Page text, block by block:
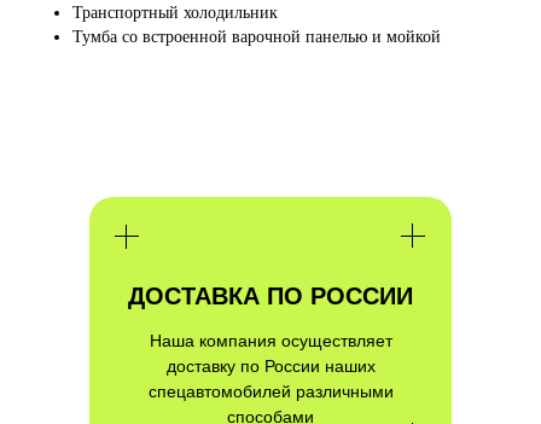
Транспортный холодильник
Тумба со встроенной варочной панелью и мойкой
ДОСТАВКА ПО РОССИИ
Наша компания осуществляет
доставку по России наших
спецавтомобилей различными
способами